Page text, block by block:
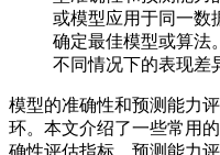
或模型应用于同一数
确定最佳模型或算法
不同情况下的表现差
模型的准确性和预测能力
环。本文介绍了一些常用